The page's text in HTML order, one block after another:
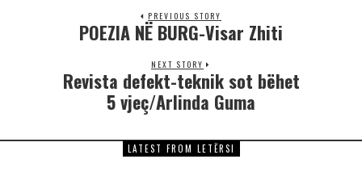
PREVIOUS STORY
POEZIA NË BURG-Visar Zhiti
NEXT STORY
Revista defekt-teknik sot bëhet
5 vjeç/Arlinda Guma
LATEST FROM LETËRSI